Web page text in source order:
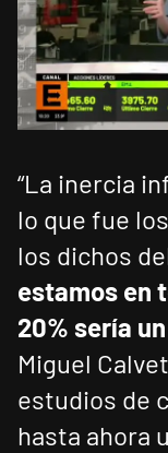
“La inercia
lo que fue
los dichos
estamos en
20% sería
Miguel
estudios de
hasta ahora